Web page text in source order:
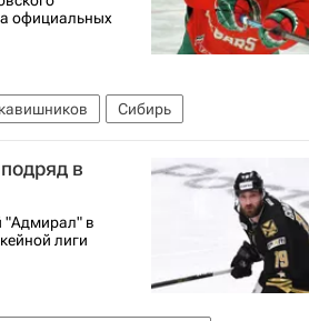
официальных
Сибирь
Меркулов
в
"Адмирал" в
лиги